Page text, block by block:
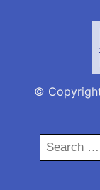
©
Search
for: